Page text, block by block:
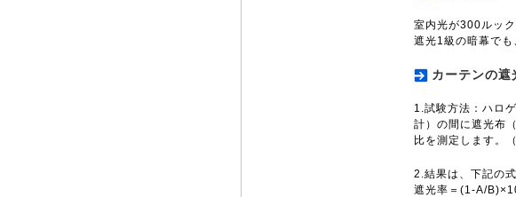
室内光が300ルッ
遮光1級の暗幕でも
カーテンの
1.試験方法：ハロ
計）の間に遮光布
比を測定します。
2.結果は、下記の
遮光率＝(1-A/